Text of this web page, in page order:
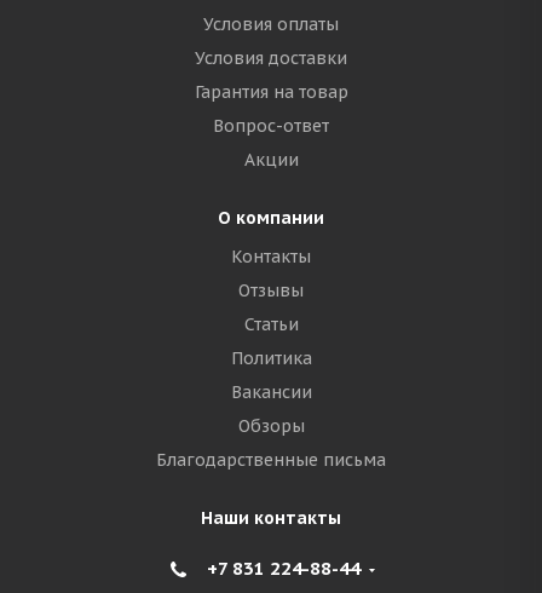
Условия оплаты
Условия доставки
Гарантия на товар
Вопрос-ответ
Акции
О компании
Контакты
Отзывы
Статьи
Политика
Вакансии
Обзоры
Благодарственные письма
Наши контакты
+7 831 224-88-44